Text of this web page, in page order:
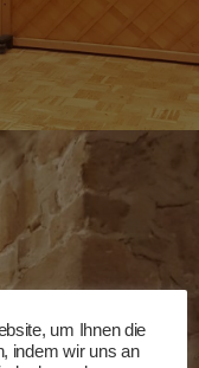
um Ihnen die
indem wir uns an